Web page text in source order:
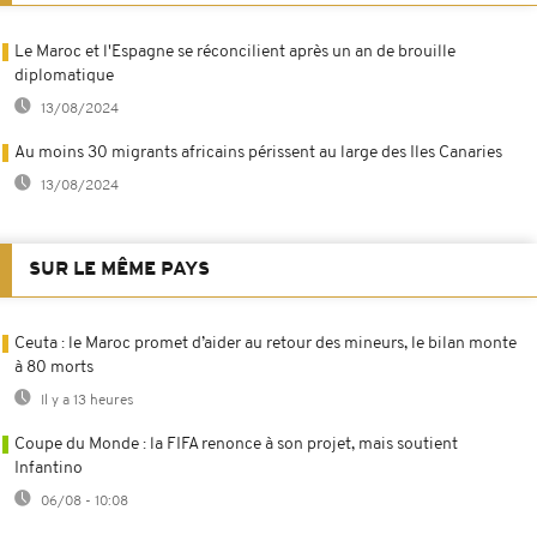
Le Maroc et l'Espagne se réconcilient après un an de brouille
diplomatique
13/08/2024
Au moins 30 migrants africains périssent au large des Iles Canaries
13/08/2024
SUR LE MÊME PAYS
Ceuta : le Maroc promet d’aider au retour des mineurs, le bilan monte
à 80 morts
Il y a 13 heures
Coupe du Monde : la FIFA renonce à son projet, mais soutient
Infantino
06/08 - 10:08